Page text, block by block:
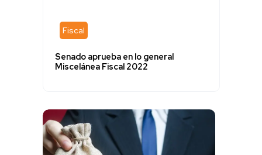
Fiscal
Senado aprueba en lo general
Miscelánea Fiscal 2022